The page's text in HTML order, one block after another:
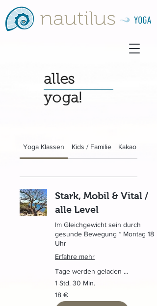
alles
yoga!
Yoga Klassen Kids / Familie Kakao
Stark, Mobil & Vital /
alle Level
Im Gleichgewicht sein durch
gesunde Bewegung * Montag 18
Uhr
Erfahre mehr
Tage werden geladen ...
1 Std. 30 Min.
18
Euro
18 €